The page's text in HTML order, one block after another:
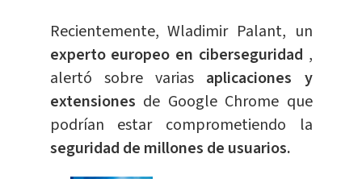
Recientemente, Wladimir Palant, un
experto europeo en ciberseguridad ,
alertó sobre varias aplicaciones y
extensiones de Google Chrome que
podrían estar comprometiendo la
seguridad de millones de usuarios.